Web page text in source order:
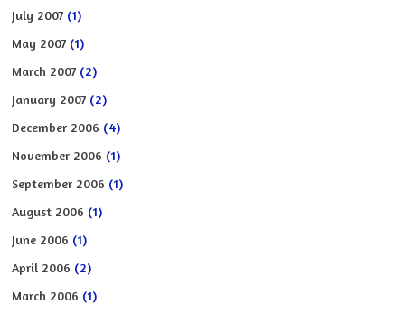
July 2007 (1)
May 2007 (1)
March 2007 (2)
January 2007 (2)
December 2006 (4)
November 2006 (1)
September 2006 (1)
August 2006 (1)
June 2006 (1)
April 2006 (2)
March 2006 (1)